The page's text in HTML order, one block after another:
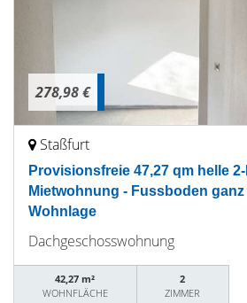
278,98 €
Staßfurt
Provisionsfreie 47,27 qm helle
Mietwohnung - Fussboden
Wohnlage
Dachgeschosswohnung
42,27 m²
WOHNFLÄCHE
2
ZIMMER